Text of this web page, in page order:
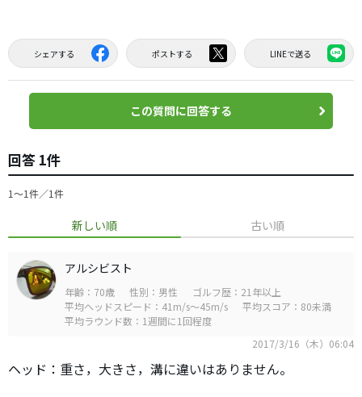
シェアする ポストする LINEで送る
この質問に回答する
回答 1件
1〜1件／1件
新しい順 古い順
アルシビスト
年齢：70歳 性別：男性
ゴルフ歴：21年以上
平均ヘッドスピード：41m/s～45m/s
平均スコア：80未満
平均ラウンド数：1週間に1回程度
2017/3/16（木）06:04
ヘッド：重さ，大きさ，溝に違いはありません。